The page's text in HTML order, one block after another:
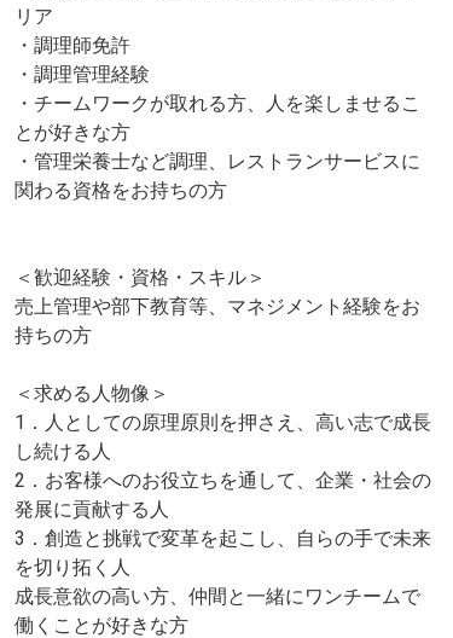
リア
・調理師免許
・調理管理経験
・チームワークが取れる方、人を楽しませるこ
とが好きな方
・管理栄養士など調理、レストランサービスに
関わる資格をお持ちの方
＜歓迎経験・資格・スキル＞
売上管理や部下教育等、マネジメント経験をお
持ちの方
＜求める人物像＞
1．人としての原理原則を押さえ、高い志で成長
し続ける人
2．お客様へのお役立ちを通して、企業・社会の
発展に貢献する人
3．創造と挑戦で変革を起こし、自らの手で未来
を切り拓く人
成長意欲の高い方、仲間と一緒にワンチームで
働くことが好きな方